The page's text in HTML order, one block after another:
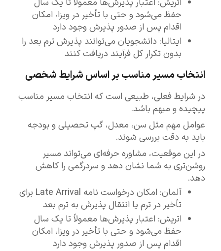
اتریش: اعتبار پذیرش‌ها معمولاً تا یک سال
حفظ می‌شود و حتی با تأخیر در ویزا، امکان
اقدام پس از صدور پذیرش وجود دارد
ایتالیا: دانشجویان می‌توانند پذیرش ترم بعد را
بدون تکرار کل فرآیند دریافت کنند
انتخاب مسیر مناسب بر اساس شرایط شخصی
در شرایط فعلی، طبیعی است که انتخاب مسیر مناسب
پیچیده و مبهم باشد.
عوامل مهم مثل سن، معدل، گپ تحصیلی و بودجه
باید به دقت بررسی شوند.
در این موقعیت، مشاوره حرفه‌ای می‌تواند مسیر
روشن‌تری به شما نشان دهد و سردرگمی را کاهش
دهد.
آلمان: امکان درخواست نامه Late Arrival برای
تأخیر در ترم یا انتقال پذیرش به ترم بعد
اتریش: اعتبار پذیرش‌ها معمولاً تا یک سال
حفظ می‌شود و حتی با تأخیر در ویزا، امکان
اقدام پس از صدور پذیرش وجود دارد